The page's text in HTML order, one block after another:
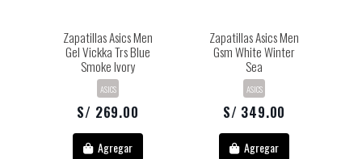
Zapatillas Asics Men
Gel Vickka Trs Blue
Smoke Ivory
ASICS
S/ 269.00
Agregar
Zapatillas Asics Men
Gsm White Winter
Sea
ASICS
S/ 349.00
Agregar